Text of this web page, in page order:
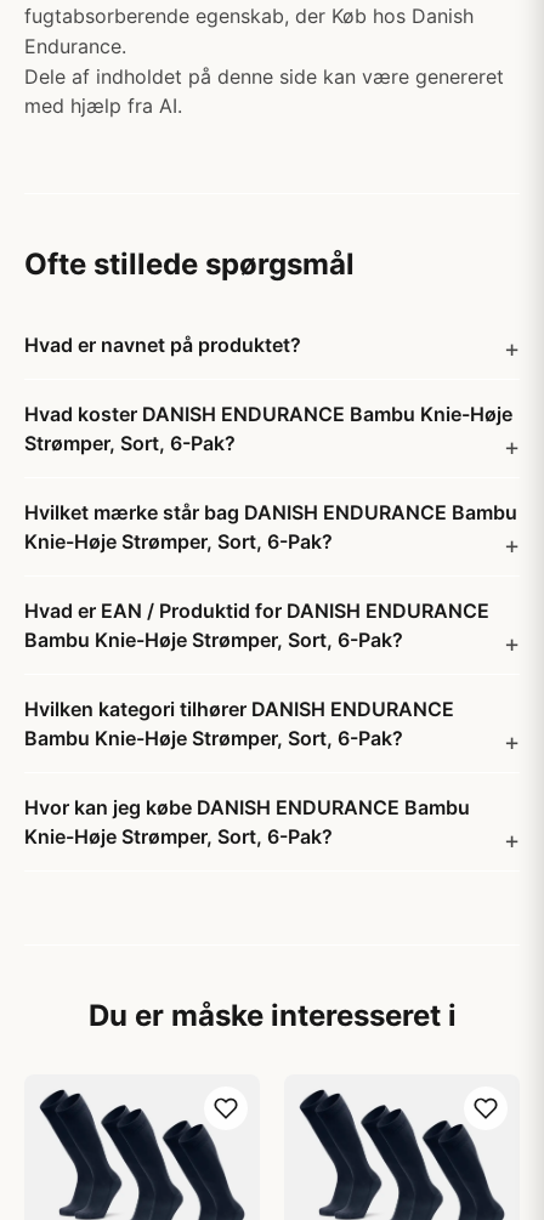
fugtabsorberende egenskab, der Køb hos Danish
Endurance.
Dele af indholdet på denne side kan være genereret
med hjælp fra AI.
Ofte stillede spørgsmål
Hvad er navnet på produktet?
Hvad koster DANISH ENDURANCE Bambu Knie-Høje
Strømper, Sort, 6-Pak?
Hvilket mærke står bag DANISH ENDURANCE Bambu
Knie-Høje Strømper, Sort, 6-Pak?
Hvad er EAN / Produktid for DANISH ENDURANCE
Bambu Knie-Høje Strømper, Sort, 6-Pak?
Hvilken kategori tilhører DANISH ENDURANCE
Bambu Knie-Høje Strømper, Sort, 6-Pak?
Hvor kan jeg købe DANISH ENDURANCE Bambu
Knie-Høje Strømper, Sort, 6-Pak?
Du er måske interesseret i